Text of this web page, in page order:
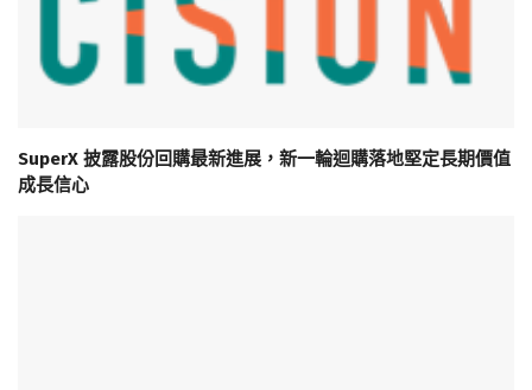
SuperX 披露股份回購最新進展，新一輪迴購落地堅定長期價值
成長信心